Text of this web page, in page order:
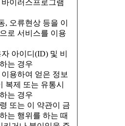
이러스프로그램
, 오류현상 등을 이
로 서비스를 이용
아이디(ID) 및 비
는 경우
용하여 얻은 정보
복제 또는 유통시
는 경우
또는 이 약관이 금
는 행위를 하는 때